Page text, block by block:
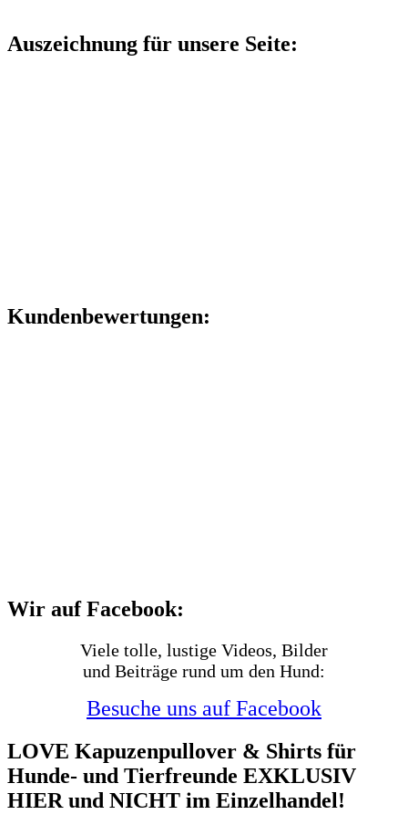
Auszeichnung für unsere Seite:
Kundenbewertungen:
Wir auf Facebook:
Viele tolle, lustige Videos, Bilder
und Beiträge rund um den Hund:
Besuche uns auf Facebook
LOVE Kapuzenpullover & Shirts für
Hunde- und Tierfreunde EXKLUSIV
HIER und NICHT im Einzelhandel!